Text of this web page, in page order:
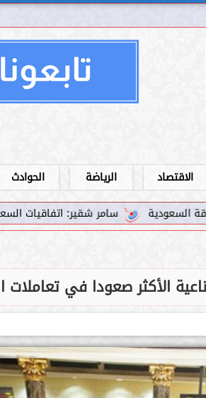
الاقتصاد الرياضة الحوادث
سامر شقير: اتفاقيات السعودية وروسيا الـ30 تمهد لاستثمارات استراتيجية واعدة في رؤية...
الأكثر صعودا في تعاملات